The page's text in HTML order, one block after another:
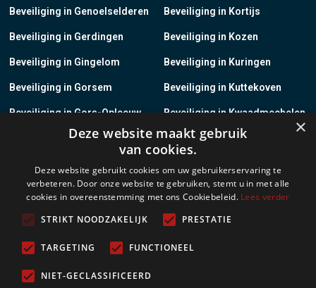
Beveiliging in Genoelselderen
Beveiliging in Gerdingen
Beveiliging in Gingelom
Beveiliging in Gorsem
Beveiliging in Gors-Opleeuw
Beveiliging in Gotem
Beveiliging in Groot-Loon
Beveiliging in Grote-Brogel
Beveiliging in Grote-Spouwen
Beveiliging in Kortijs
Beveiliging in Kozen
Beveiliging in Kuringen
Beveiliging in Kuttekoven
Beveiliging in Kwaadmechelen
Beveiliging in Lanaken
Beveiliging in Lauw
Beveiliging in Leopoldsburg
×
Deze website maakt gebruik
van cookies.
Deze website gebruikt cookies om uw gebruikerservaring te
verbeteren. Door onze website te gebruiken, stemt u in met alle
cookies in overeenstemming met ons Cookiebeleid. Lees verder
STRIKT NOODZAKELIJK
PRESTATIE
TARGETING FUNCTIONEEL
NIET-GECLASSIFICEERD